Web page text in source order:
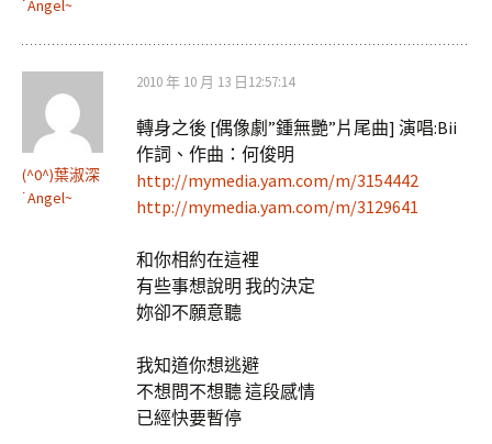
˙Angel~
(^0^)葉淑深
˙Angel~
2010 年 10 月 13 日12:57:14
轉身之後 [偶像劇”鍾無艷”片尾曲] 演唱:Bii
作詞、作曲：何俊明
http://mymedia.yam.com/m/3154442
http://mymedia.yam.com/m/3129641
和你相約在這裡
有些事想說明 我的決定
妳卻不願意聽
我知道你想逃避
不想問不想聽 這段感情
已經快要暫停